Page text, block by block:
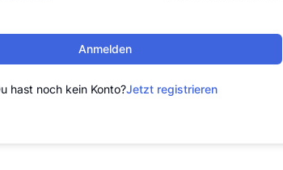
Anmelden
hast noch kein Konto?Jetzt registrieren